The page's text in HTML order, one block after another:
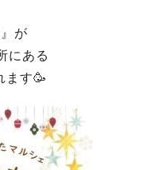
が
にある
ます🥳